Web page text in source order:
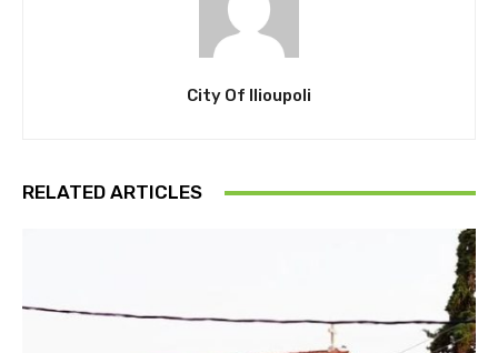
City Of Ilioupoli
RELATED ARTICLES